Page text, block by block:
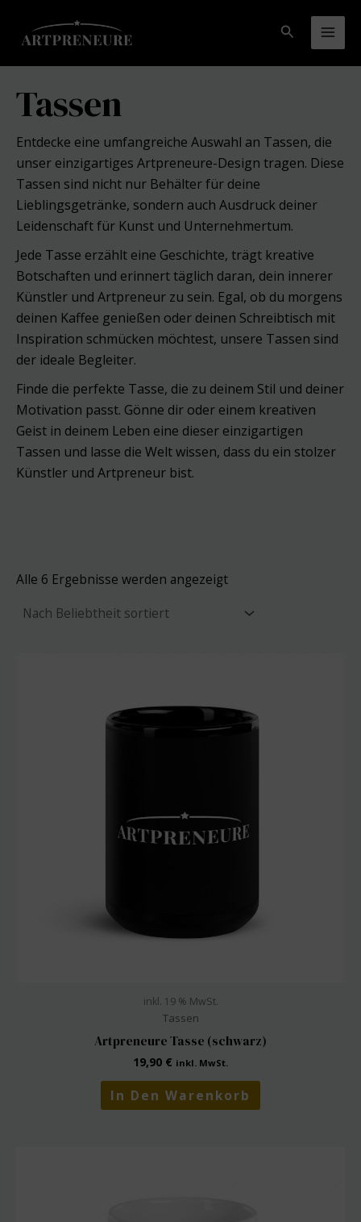
Inhalt
springen
Suchen
Tassen
Entdecke eine umfangreiche Auswahl an Tassen, die
unser einzigartiges Artpreneure-Design tragen. Diese
Tassen sind nicht nur Behälter für deine
Lieblingsgetränke, sondern auch Ausdruck deiner
Leidenschaft für Kunst und Unternehmertum.
Jede Tasse erzählt eine Geschichte, trägt kreative
Botschaften und erinnert täglich daran, dein innerer
Künstler und Artpreneur zu sein. Egal, ob du morgens
deinen Kaffee genießen oder deinen Schreibtisch mit
Inspiration schmücken möchtest, unsere Tassen sind
der ideale Begleiter.
Finde die perfekte Tasse, die zu deinem Stil und deiner
Motivation passt. Gönne dir oder einem kreativen
Geist in deinem Leben eine dieser einzigartigen
Tassen und lasse die Welt wissen, dass du ein stolzer
Künstler und Artpreneur bist.
Alle 6 Ergebnisse werden angezeigtNach
inkl. 19 % MwSt.
Tassen
Artpreneure Tasse (schwarz)
19,90 € inkl. MwSt.
In Den Warenkorb